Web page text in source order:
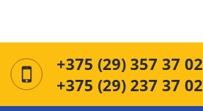
+375 (29) 357 37 02
+375 (29) 237 37 02